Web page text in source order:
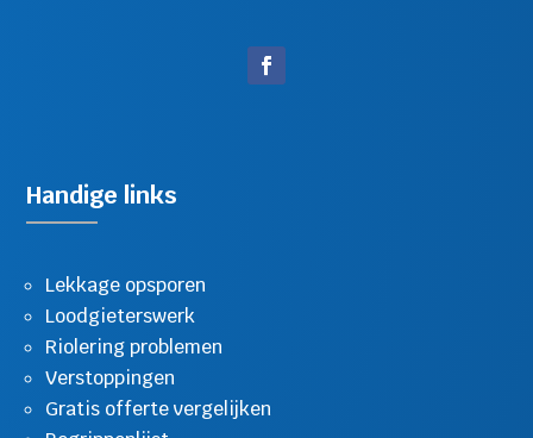
Handige links
Lekkage opsporen
Loodgieterswerk
Riolering problemen
Verstoppingen
Gratis offerte vergelijken